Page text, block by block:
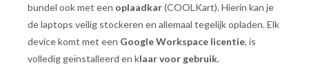
bundel ook met een oplaadkar(COOLKart). Hierin kan je
de laptops veilig stockeren en allemaal tegelijk opladen. Elk
device komt met een Google Workspace licentie, is
volledig geïnstalleerd en klaar voor gebruik.